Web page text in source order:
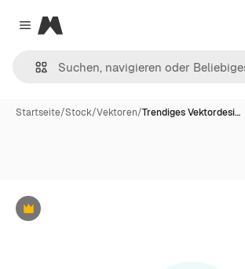
Close menu
Magnific
Startseite/Stock/Vektoren/Trendiges Vektordesi…
Premium